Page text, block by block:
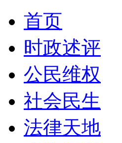
首页
时政述评
公民维权
社会民生
法律天地